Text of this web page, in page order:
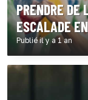
PRENDRE DE
ESCALADE
Publié il y a 1 an